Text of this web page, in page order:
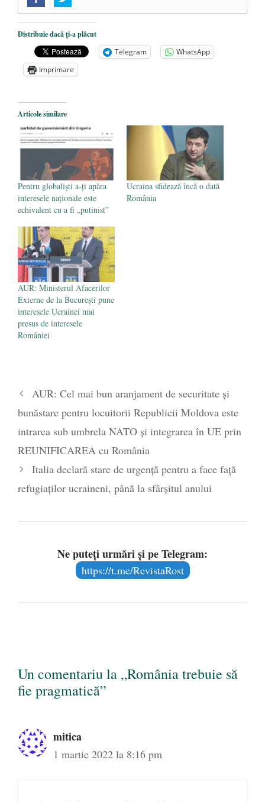
O nouă autostradă distruge pădurea
amazoniană, pentru summitul climatic
COP30 - 14 martie 2025
Alegeri controlate
Distribuie dacă ți-a plăcut
Telegram
WhatsApp
Imprimare
Articole similare
Pentru globaliști a-ți apăra
interesele naționale este
echivalent cu a fi „putinist”
Ucraina sfidează încă o dată
România
AUR: Ministerul Afacerilor
Externe de la București pune
interesele Ucrainei mai
presus de interesele
României
AUR: Cel mai bun aranjament de securitate și
bunăstare pentru locuitorii Republicii Moldova este
intrarea sub umbrela NATO și integrarea în UE prin
REUNIFICAREA cu România
Italia declară stare de urgenţă pentru a face faţă
refugiaţilor ucraineni, până la sfârșitul anului
Ne puteți urmări și pe Telegram:
https://t.me/RevistaRost
Un comentariu la „România trebuie să
fie pragmatică”
mitica
1 martie 2022 la 8:16 pm